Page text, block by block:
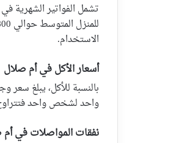
تشمل الفواتير الشهرية في
الاستخدام.
أسعار الأكل في أم صلال
واحد لشخص واحد فتتراوح بين 50 إلى 100 ريال قطري، حسب العلامات التجارية ونوعية
نفقات المواصلات في